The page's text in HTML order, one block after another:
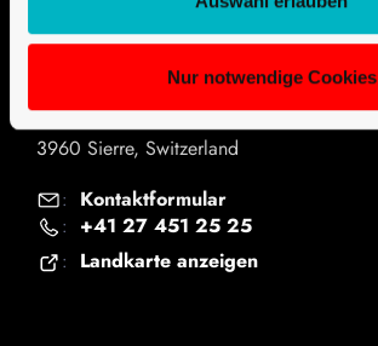
Nur notwendige Cookies
Kontakt
Ile Falcon
3960 Sierre, Switzerland
: Kontaktformular
: +41 27 451 25 25
: Landkarte anzeigen